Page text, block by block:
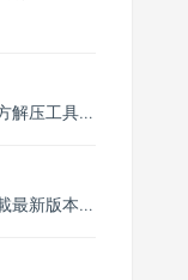
解压密码没问题的。请使用第三方解压工具解压，比如7zip
您好～好像無法使用解壓密碼下載最新版本，想請您看看